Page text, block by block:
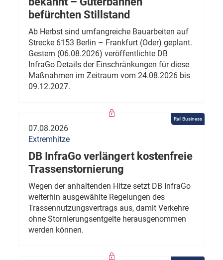
befürchten Stillstand
Ab Herbst sind umfangreiche Bauarbeiten auf
Strecke 6153 Berlin – Frankfurt (Oder) geplant.
Gestern (06.08.2026) veröffentlichte DB
InfraGo Details der Einschränkungen für diese
Maßnahmen im Zeitraum vom 24.08.2026 bis
09.12.2027.
Rail Business
07.08.2026
Extremhitze
DB InfraGo verlängert kostenfreie
Trassenstornierung
Wegen der anhaltenden Hitze setzt DB InfraGo
weiterhin ausgewählte Regelungen des
Trassennutzungsvertrags aus, damit Verkehre
ohne Stornierungsentgelte herausgenommen
werden können.